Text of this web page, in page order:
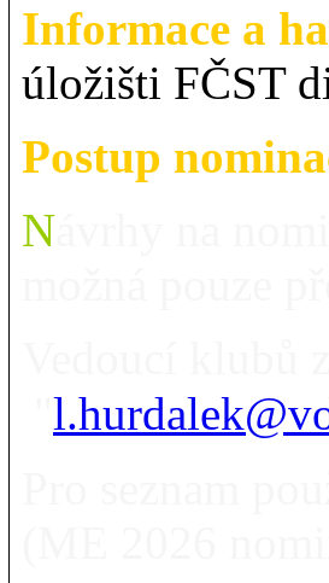
Informace a
úložišti FČST
Postup
N